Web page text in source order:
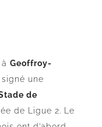
Geoffroy-
signé une
de
de Ligue 2. Le